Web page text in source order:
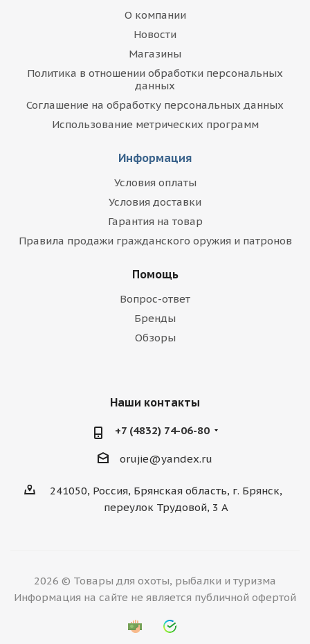
О компании
Новости
Магазины
Политика в отношении обработки персональных
данных
Соглашение на обработку персональных данных
Использование метрических программ
Информация
Условия оплаты
Условия доставки
Гарантия на товар
Правила продажи гражданского оружия и патронов
Помощь
Вопрос-ответ
Бренды
Обзоры
Наши контакты
+7 (4832) 74-06-80
orujie@yandex.ru
241050, Россия, Брянская область, г. Брянск,
переулок Трудовой, 3 А
2026 © Товары для охоты, рыбалки и туризма
Информация на сайте не является публичной офертой